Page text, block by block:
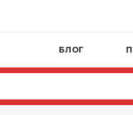
БЛОГ